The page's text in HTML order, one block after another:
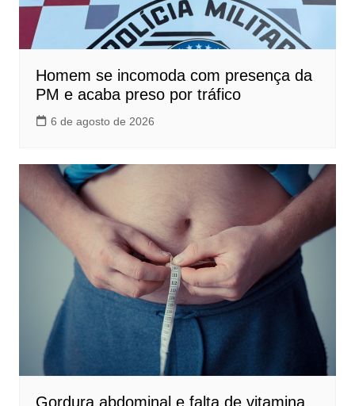
Homem se incomoda com presença da
PM e acaba preso por tráfico
6 de agosto de 2026
Gordura abdominal e falta de vitamina